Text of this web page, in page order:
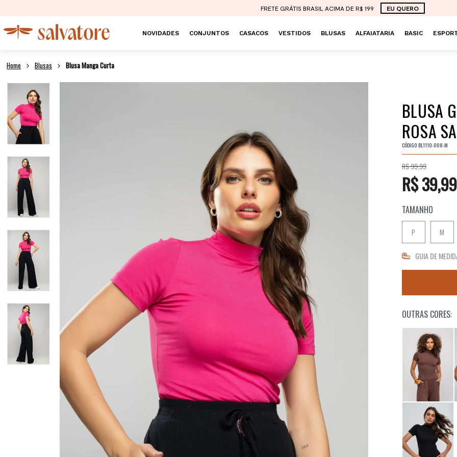
FRETE GRÁTIS BRASIL ACIMA DE R$ 199 EU QUERO
NOVIDADES CONJUNTOS CASACOS VESTIDOS BLUSAS ALFAIATARIA BASIC
Blusas Blusa Manga Curta
BLUSA
ROSA
CÓDIGO BL1110-008-M
R$ 99,99
R$ 39,99
TAMANHO
P M
GUIA DE
OUTRAS CORES: